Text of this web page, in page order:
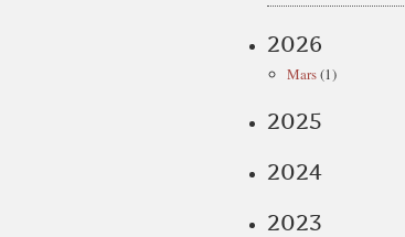
2026
Mars(1)
2025
2024
2023